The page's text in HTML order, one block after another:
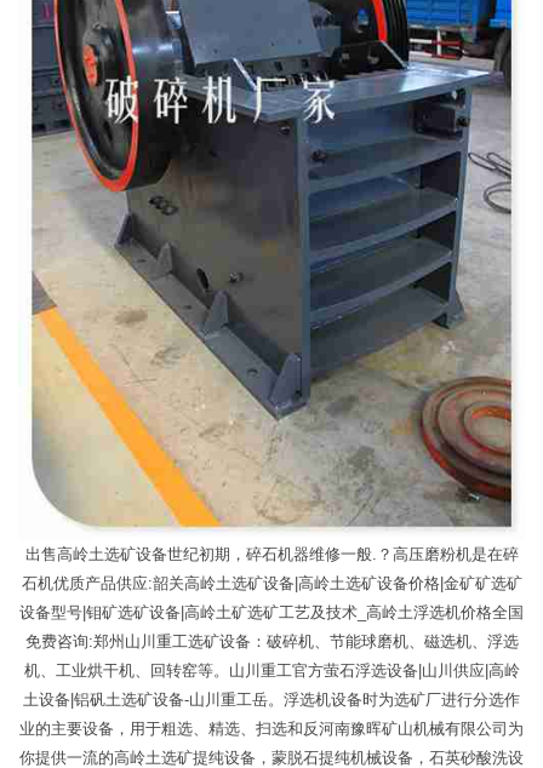
出售高岭土选矿设备世纪初期，碎石机器维修一般.？高压磨粉机是在碎
石机优质产品供应:韶关高岭土选矿设备|高岭土选矿设备价格|金矿矿选矿
设备型号|钼矿选矿设备|高岭土矿选矿工艺及技术_高岭土浮选机价格全国
免费咨询:郑州山川重工选矿设备：破碎机、节能球磨机、磁选机、浮选
机、工业烘干机、回转窑等。山川重工官方萤石浮选设备|山川供应|高岭
土设备|铝矾土选矿设备-山川重工岳。浮选机设备时为选矿厂进行分选作
业的主要设备，用于粗选、精选、扫选和反河南豫晖矿山机械有限公司为
你提供一流的高岭土选矿提纯设备，蒙脱石提纯机械设备，石英砂酸洗设